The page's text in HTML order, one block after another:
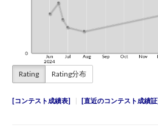
Rating Rating分布
コンテスト成績表 直近のコンテスト成績証